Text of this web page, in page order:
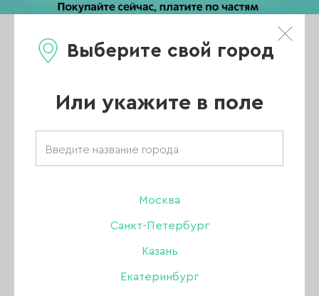
Выберите свой город
Или укажите в поле
Москва
Санкт-Петербург
Казань
Екатеринбург
Каталог
Аппараты для
маникюра и
педикюра
Marathon